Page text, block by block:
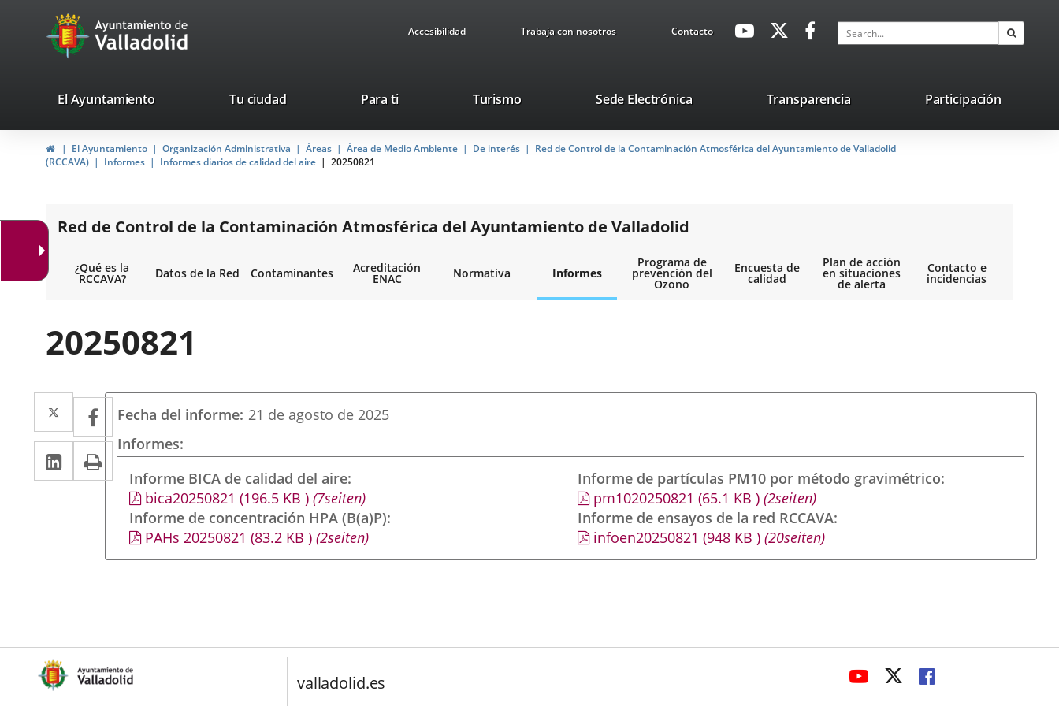
Portal
Web
Ayuntamiento
de
Valladolid
Accesibilidad Trabaja con nosotros ContactoavaHeaderSocial
Link
Link
application.
application.
Search
valladolid.es
El Ayuntamiento Tu ciudad Para ti TurismoThis
will
open
up
window.
Sede ElectrónicaLink
external
application.
Transparencia Participación
HomeEl Ayuntamiento Organización Administrativa Áreas Área de Medio Ambiente De interés
Red de Control de la Contaminación Atmosférica del Ayuntamiento de Valladolid
(RCCAVA)
Informes Informes diarios de calidad del aire 20250821
Red de Control de la Contaminación Atmosférica del Ayuntamiento de Valladolid
¿Qué es la
RCCAVA? Datos de la Red Contaminantes Acreditación
ENAC Normativa Informes
Programa de
prevención del
Ozono
Encuesta de
calidad
Plan de acción
en situaciones
de alerta
Contacto e
incidencias
20250821
Twitter
Enlace
a
una
aplicación
externa.
Facebook
Enlace
a
una
aplicación
externa.
Linkedin
Enlace
a
aplicación
externa.
Print
Fecha del informe 21 de agosto de 2025
Informes
Informe BICA de calidad del aire
bica20250821 (196.5 KB )(7seiten)
Informe de concentración HPA (B(a)P)
PAHs 20250821 (83.2 KB )(2seiten)
Informe de partículas PM10 por método gravimétrico
pm1020250821 (65.1 KB) (2seiten)
Informe de ensayos de la red RCCAVA
infoen20250821 (948 KB) (20seiten)
valladolid.es
LINK
LINKLINK